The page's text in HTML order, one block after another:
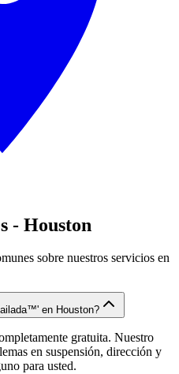
- Houston
sobre nuestros servicios en
en Houston?
gratuita. Nuestro
en suspensión, dirección y
para usted.